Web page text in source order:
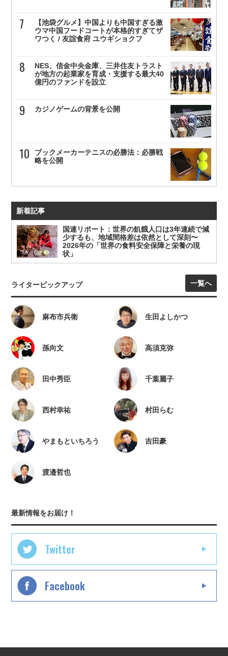
【池袋グルメ】中国よりも中国すぎる激
ウマ中国フードコートが本格的すぎてザ
ワつく / 友誼食府 ユウギショクフ
NES、信金中央金庫、三井住友トラスト
が地方の起業家を育成・支援する最大40
億円のファンドを設立
カジノゲームの背景を公開
ブックメーカーテニスの必勝法：必勝戦
略を公開
新着記事
国連リポート：世界の飢餓人口は3年連続で減
少するも、地域間格差は依然として深刻〜
2026年の「世界の食料安全保障と栄養の現
状」
ライターピックアップ 一覧へ
麻布市兵衛 生田よしかつ
孫向文 高須克弥
田中秀臣 千葉麗子
西村幸祐 村田らむ
やまもといちろう 吉田豪
渡邉哲也
最新情報をお届け！
Twitter
Facebook